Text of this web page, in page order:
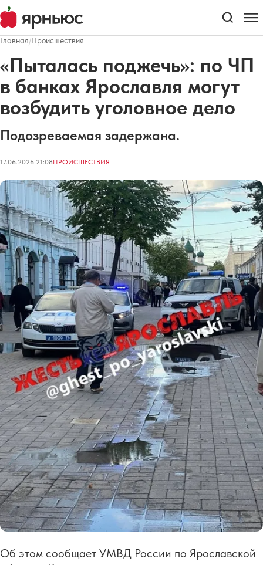
Главная/Происшествия
«Пыталась поджечь»: по ЧП
в банках Ярославля могут
возбудить уголовное дело
Подозреваемая задержана.
17.06.2026 21:08ПРОИСШЕСТВИЯ
Об этом сообщает УМВД России по Ярославской